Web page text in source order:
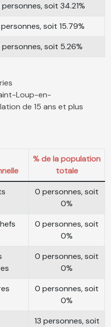
personnes, soit 34.21%
soit 15.79%
personnes, soit 5.26%
Loup-en-
de 15 ans et plus
% de la population
totale
0 personnes, soit
0%
0 personnes, soit
0%
0 personnes, soit
0%
0 personnes, soit
0%
13 personnes, soit